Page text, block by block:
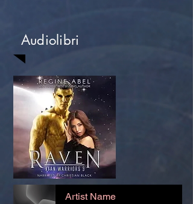
Audiolibri
Artist Name